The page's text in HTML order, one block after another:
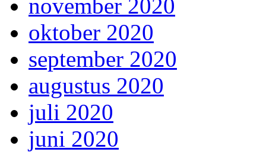
november 2020
oktober 2020
september 2020
augustus 2020
juli 2020
juni 2020